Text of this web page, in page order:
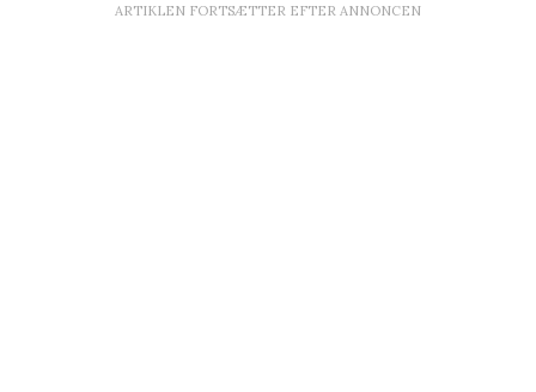
ARTIKLEN FORTSÆTTER EFTER ANNONCEN